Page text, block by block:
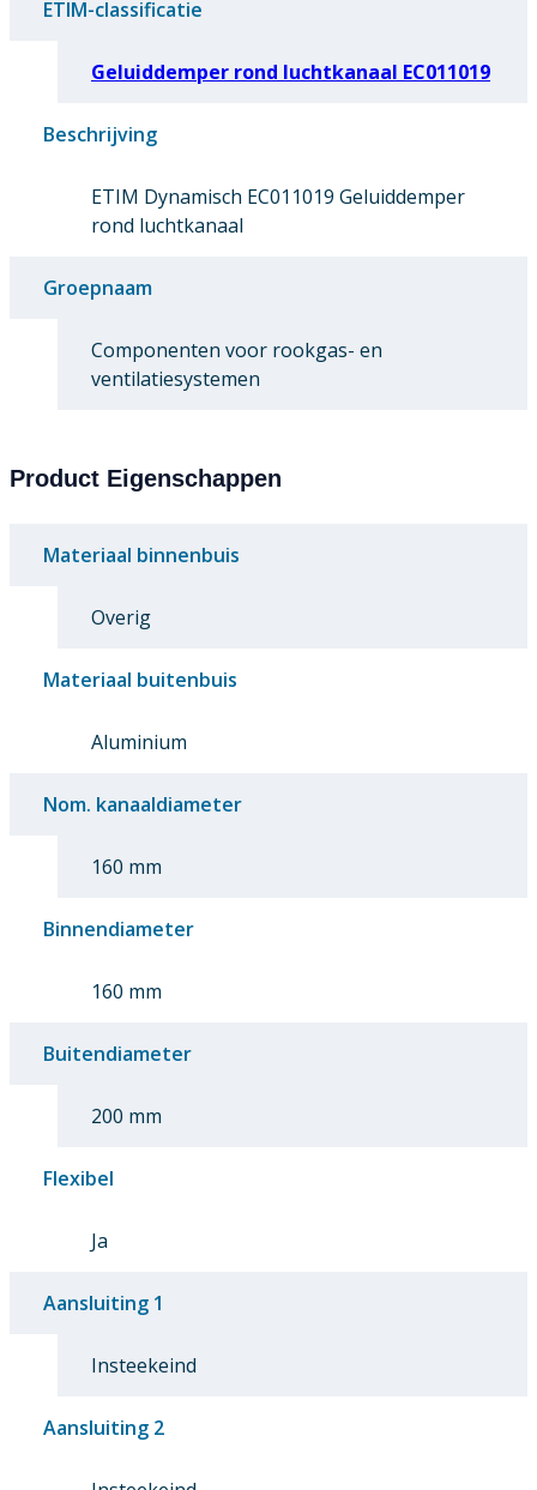
ETIM-classificatie
Geluiddemper rond luchtkanaal EC011019
Beschrijving
ETIM Dynamisch EC011019 Geluiddemper
rond luchtkanaal
Groepnaam
Componenten voor rookgas- en
ventilatiesystemen
Product Eigenschappen
Materiaal binnenbuis
Overig
Materiaal buitenbuis
Aluminium
Nom. kanaaldiameter
160 mm
Binnendiameter
160 mm
Buitendiameter
200 mm
Flexibel
Ja
Aansluiting 1
Insteekeind
Aansluiting 2